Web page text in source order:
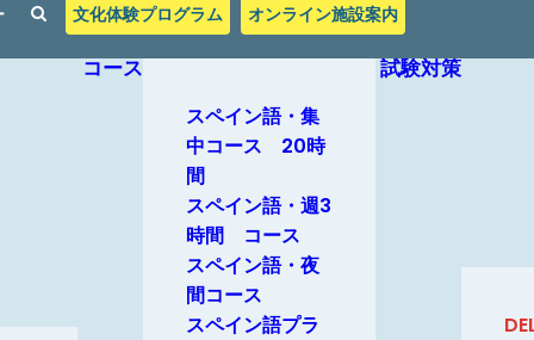
文化体験プログラム オンライン施設案内
コース
スペイン語・集
中コース 20時
間
スペイン語・週3
時間 コース
スペイン語・夜
間コース
スペイン語プラ
試験対策